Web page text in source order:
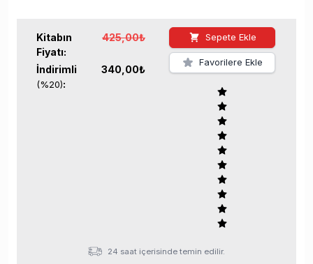
Kitabın
Fiyatı:
425,00₺
İndirimli
(%20):
340,00₺
Sepete Ekle
Favorilere Ekle
24 saat içerisinde temin edilir.